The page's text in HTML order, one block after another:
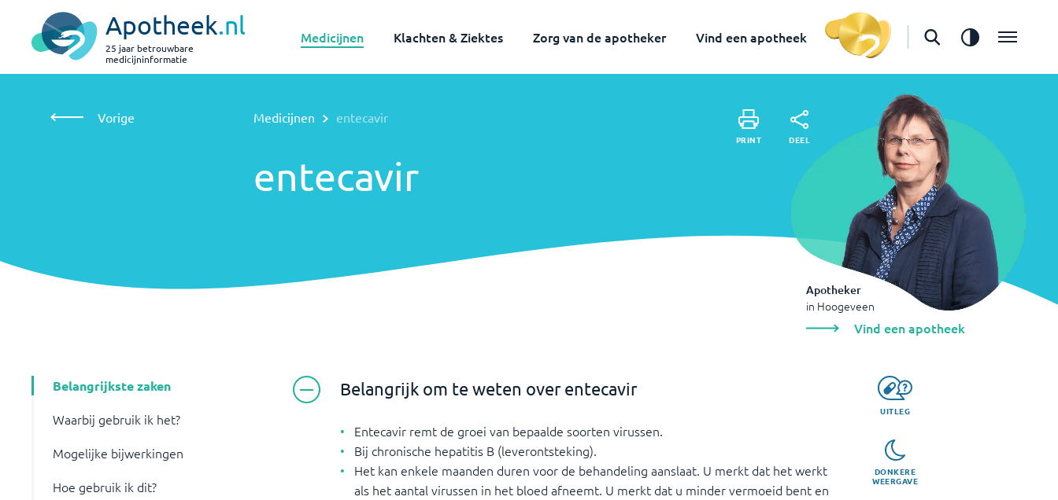
Apotheek.nl
25 jaar betrouwbare
medicijninformatie
Medicijnen Klachten & Ziektes Zorg van de apotheker Vind een apotheek
Hoogeveen
Vind een apotheek
Vorige Medicijnen entecavir
entecavir
PRINT DEEL
Apotheker
in Hoogeveen
Vind een apotheek
Belangrijkste zaken
Waarbij gebruik ik het?
Mogelijke bijwerkingen
Hoe gebruik ik dit?
UITLEG
DONKERE
WEERGAVE
Belangrijk om te weten over entecavir
Entecavir remt de groei van bepaalde soorten virussen.
Bij chronische hepatitis B (leverontsteking).
Het kan enkele maanden duren voor de behandeling aanslaat. U merkt dat het werkt
als het aantal virussen in het bloed afneemt. U merkt dat u minder vermoeid bent en